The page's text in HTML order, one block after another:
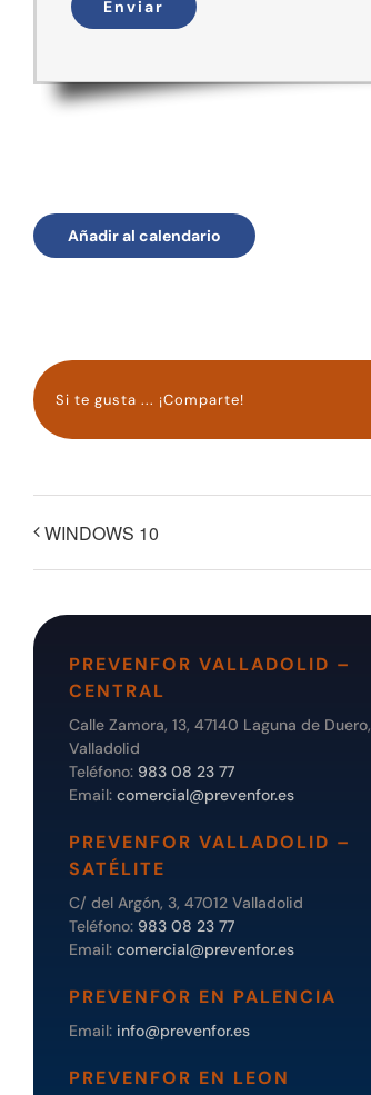
Añadir al calendario
Si te gusta ... ¡Comparte!
WINDOWS 10
PREVENFOR VALLADOLID –
CENTRAL
Calle Zamora, 13, 47140 Laguna de Duero,
Valladolid
Teléfono: 983 08 23 77
Email: comercial@prevenfor.es
PREVENFOR VALLADOLID –
SATÉLITE
C/ del Argón, 3, 47012 Valladolid
Teléfono: 983 08 23 77
Email: comercial@prevenfor.es
PREVENFOR EN PALENCIA
Email: info@prevenfor.es
PREVENFOR EN LEON